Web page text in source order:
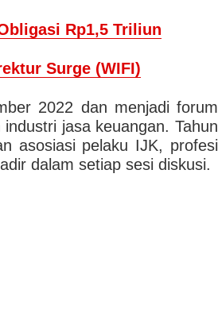
Rp1,5 Triliun
Surge (WIFI)
2022 dan menjadi forum
jasa keuangan. Tahun
asosiasi pelaku IJK, profesi
dalam setiap sesi diskusi.